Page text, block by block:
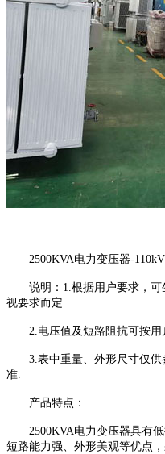
2500KVA电力变压器-110kV
说明：1.根据用户要求，可
视要求而定.
2.电压值及短路阻抗可按用
3.表中重量、外形尺寸仅供
准.
产品特点：
2500KVA电力变压器具有低
短路能力强、外形美观等优点